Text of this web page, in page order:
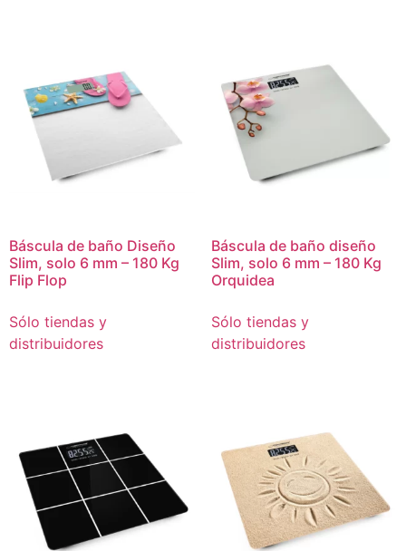
Báscula de baño Diseño
Slim, solo 6 mm – 180 Kg
Flip Flop
Sólo tiendas y
distribuidores
Báscula de baño diseño
Slim, solo 6 mm – 180 Kg
Orquidea
Sólo tiendas y
distribuidores